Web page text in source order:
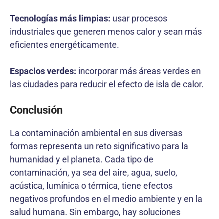
Tecnologías más limpias: usar procesos
industriales que generen menos calor y sean más
eficientes energéticamente.
Espacios verdes: incorporar más áreas verdes en
las ciudades para reducir el efecto de isla de calor.
Conclusión
La contaminación ambiental en sus diversas
formas representa un reto significativo para la
humanidad y el planeta. Cada tipo de
contaminación, ya sea del aire, agua, suelo,
acústica, lumínica o térmica, tiene efectos
negativos profundos en el medio ambiente y en la
salud humana. Sin embargo, hay soluciones